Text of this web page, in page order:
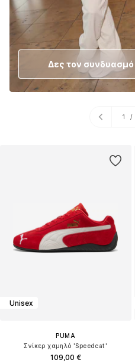
Δες τον συνδυασμό
1 /
Unisex
PUMA
Σνίκερ χαμηλό 'Speedcat'
109,00 €